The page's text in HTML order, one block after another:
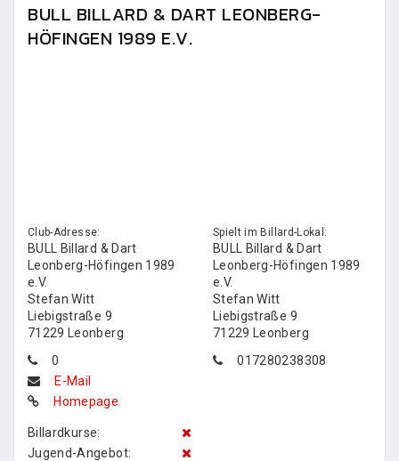
BULL BILLARD & DART LEONBERG-
HÖFINGEN 1989 E.V.
Club-Adresse:
BULL Billard & Dart
Leonberg-Höfingen 1989
e.V.
Stefan Witt
Liebigstraße 9
71229 Leonberg
0
E-Mail
Homepage
Billardkurse:
Jugend-Angebot:
Spielt im Billard-Lokal:
BULL Billard & Dart
Leonberg-Höfingen 1989
e.V.
Stefan Witt
Liebigstraße 9
71229 Leonberg
017280238308